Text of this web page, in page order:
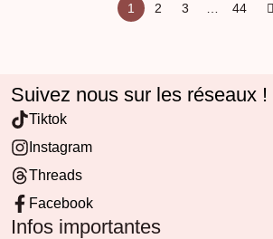
1 2 3 44
Suivez nous sur les réseaux !
Tiktok
Instagram
Threads
Facebook
Infos importantes